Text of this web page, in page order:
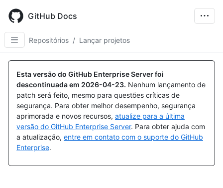
main
content
GitHub Docs
Repositórios / Lançar projetos
Esta versão do GitHub Enterprise Server foi
descontinuada em 2026-04-23. Nenhum lançamento de
patch será feito, mesmo para questões críticas de
segurança. Para obter melhor desempenho, segurança
aprimorada e novos recursos, atualize para a última
versão do GitHub Enterprise Server. Para obter ajuda com
a atualização, entre em contato com o suporte do GitHub
Enterprise.